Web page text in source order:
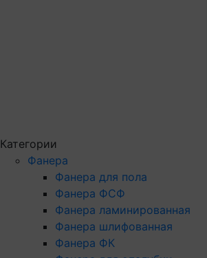
Категории
Фанера
Фанера для пола
Фанера ФСФ
Фанера ламинированная
Фанера шлифованная
Фанера ФК